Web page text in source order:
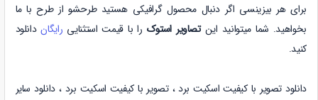
برای هر بیزینسی اگر دنبال محصول گرافیکی هستید طرحشو از طرح با ما
بخواهید. شما میتوانید این تصاویر استوک را با قیمت استثنایی رایگان دانلود
کنید.
دانلود تصویر با کیفیت اسکیت برد ، تصویر با کیفیت اسکیت برد ، دانلود سایر